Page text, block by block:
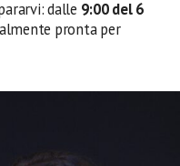
dalle 9:00 del 6
pronta per